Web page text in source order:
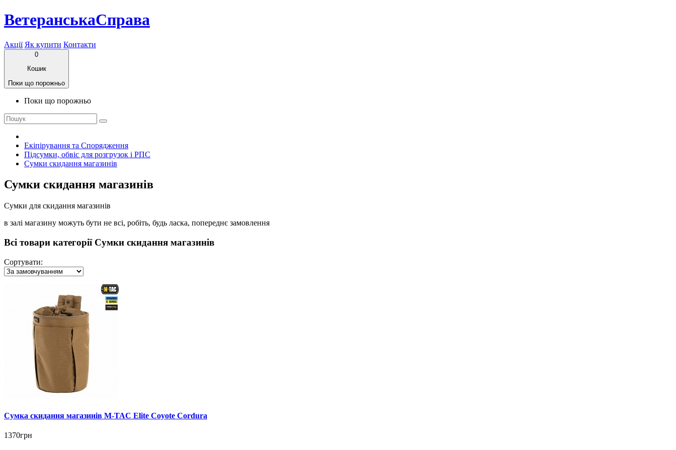
ВетеранськаСправа
Акції Як купити Контакти
0
Кошик
Поки що порожньо
Поки що порожньо
Екіпірування та Спорядження
Підсумки, обвіс для розгрузок і РПС
Сумки скидання магазинів
Сумки скидання магазинів
Сумки для скидання магазинів
в залі магазину можуть бути не всі, робіть, будь ласка, попереднє замовлення
Всі товари категорії Сумки скидання магазинів
Сортувати:
Сумка скидання магазинів M-TAC Elite Coyote Cordura
1370грн